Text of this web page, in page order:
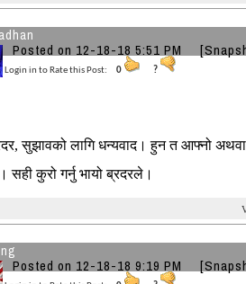
Posted on 12-18-18 5:51 PM
Login in to Rate this Post: 0 ?
सुझावको लागि धन्यवाद। हुन त आफ्नो
सही कुरो गर्नु भायो ब्रदरले।
Posted on 12-18-18 9:19 PM